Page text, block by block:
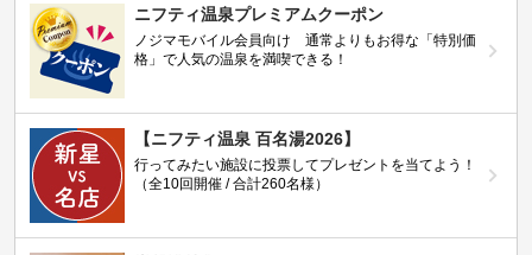
ニフティ温泉プレミアムクーポン
ノジマモバイル会員向け 通常よりもお得な「特別価
格」で人気の温泉を満喫できる！
【ニフティ温泉 百名湯2026】
行ってみたい施設に投票してプレゼントを当てよう！
（全10回開催 / 合計260名様）